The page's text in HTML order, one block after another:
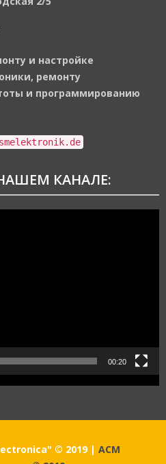
и настройке
ремонту
и программированию
КАНАЛЕ:
00:20
© 2019| АСМ